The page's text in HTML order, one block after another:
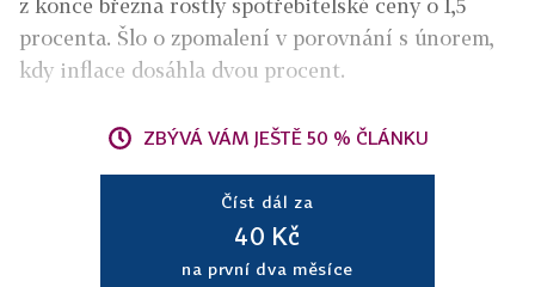
z konce března rostly spotřebitelské ceny o 1,5
procenta. Šlo o zpomalení v porovnání s únorem,
kdy inflace dosáhla dvou procent.
ZBÝVÁ VÁM JEŠTĚ 50 % ČLÁNKU
Číst dál za
40 Kč
na první dva měsíce